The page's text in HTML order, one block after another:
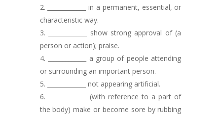
_____________ in a permanent, essential, or
characteristic way.
_____________ show strong approval of (a
person or action); praise.
_____________ a group of people attending
or surrounding an important person.
_____________ not appearing artificial.
_____________ (with reference to a part of
the body) make or become sore by rubbing